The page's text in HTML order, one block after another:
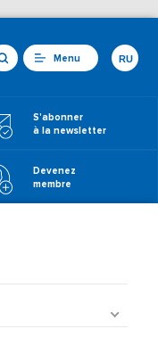
Menu
S'abonner
à la newsletter
Devenez
membre
RU